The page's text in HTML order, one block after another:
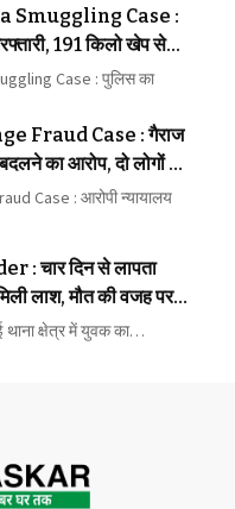
Smuggling Case :
191 किलो खेप से
Case : पुलिस का
Fraud Case : गैराज
का आरोप, दो लोगों पर
Case : आरोपी न्यायालय
: चार दिन से लापता
लाश, मौत की वजह पर
थाना क्षेत्र में युवक का…